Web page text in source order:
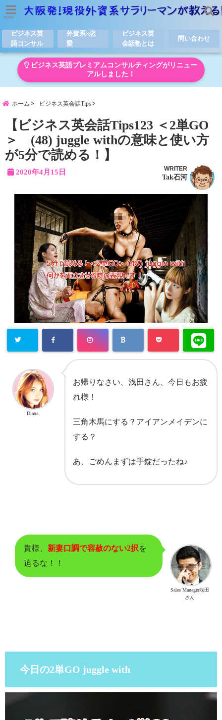
menu
ビジネス英
語コンサル
外資系×恋
愛
ビジネス英
会話塾とは
問い合わせ
ビジネス英語プレミアムコンサルティングがリニュー
アルしました！
ホーム ビジネス英会話Tips
【ビジネス英会話Tips123 ＜2単GO
＞ (48) juggle withの意味と使い方
が5分で読める！】
2020年4月15日 WRITER
Tak石河
お帰りなさい、浅田さん、今日もお疲
れ様！
三角木馬にする？アイアンメイデンに
する？
あ、ごめんまずは手錠だったね♪
Diana
貴様、 新妻口調で容赦のない2択を
迫るな！！
Sales Manager浅田
さん
今日の2単GO juggle with